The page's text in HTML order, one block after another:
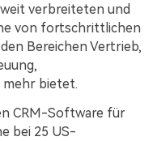
verbreiteten und
von fortschrittlichen
Bereichen Vertrieb,
mehr bietet.
CRM-Software für
bei 25 US-